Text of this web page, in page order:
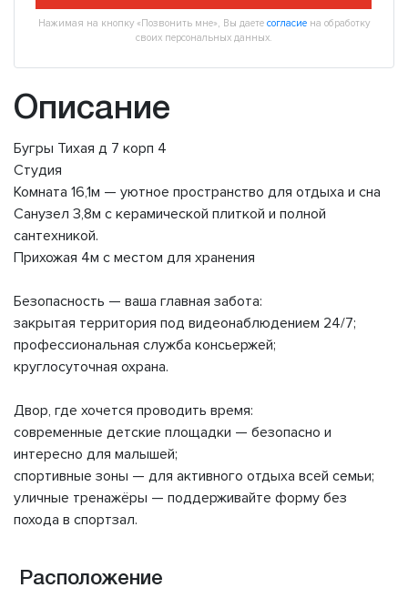
Нажимая на кнопку «Позвонить мне», Вы даете согласие на обработку
своих персональных данных.
Описание
Бугры Тихая д 7 корп 4
Студия
Комната 16,1м — уютное пространство для отдыха и сна
Санузел 3,8м с керамической плиткой и полной
сантехникой.
Прихожая 4м с местом для хранения
Безопасность — ваша главная забота:
закрытая территория под видеонаблюдением 24/7;
профессиональная служба консьержей;
круглосуточная охрана.
Двор, где хочется проводить время:
современные детские площадки — безопасно и
интересно для малышей;
спортивные зоны — для активного отдыха всей семьи;
уличные тренажёры — поддерживайте форму без
похода в спортзал.
Расположение